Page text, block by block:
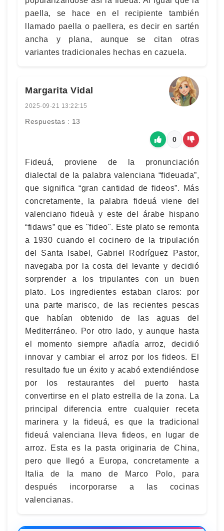
paella, se hace en el recipiente también
llamado paella o paellera, es decir en sartén
ancha y plana, aunque se citan otras
variantes tradicionales hechas en cazuela.
Margarita Vidal
2025-09-21 13:22:15
Respuestas : 13
0
Fideuá, proviene de la pronunciación
dialectal de la palabra valenciana “fideuada”,
que significa “gran cantidad de fideos”. Más
concretamente, la palabra fideuá viene del
valenciano fideuà y este del árabe hispano
“fidaws” que es "fideo". Este plato se remonta
a 1930 cuando el cocinero de la tripulación
del Santa Isabel, Gabriel Rodríguez Pastor,
navegaba por la costa del levante y decidió
sorprender a los tripulantes con un buen
plato. Los ingredientes estaban claros: por
una parte marisco, de las recientes pescas
que habían obtenido de las aguas del
Mediterráneo. Por otro lado, y aunque hasta
el momento siempre añadía arroz, decidió
innovar y cambiar el arroz por los fideos. El
resultado fue un éxito y acabó extendiéndose
por los restaurantes del puerto hasta
convertirse en el plato estrella de la zona. La
principal diferencia entre cualquier receta
marinera y la fideuá, es que la tradicional
fideuá valenciana lleva fideos, en lugar de
arroz. Esta es la pasta originaria de China,
pero que llegó a Europa, concretamente a
Italia de la mano de Marco Polo, para
después incorporarse a las cocinas
valencianas.